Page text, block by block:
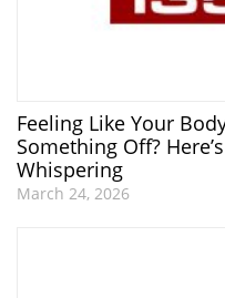
Feeling Like Your
Something Off?
Whispering
March 24, 2026